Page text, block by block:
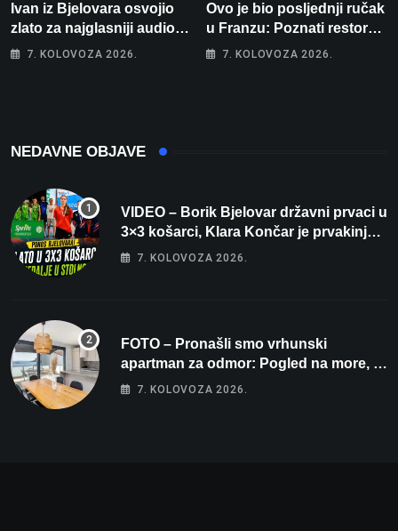
Ivan iz Bjelovara osvojio
zlato za najglasniji audio
sustav i srušio osobni
7. KOLOVOZA 2026.
Ovo je bio posljednji ručak
u Franzu: Poznati restoran
otišao u povijest, a
7. KOLOVOZA 2026.
NEDAVNE OBJAVE
VIDEO – Borik Bjelovar državni prvaci u
3×3 košarci, Klara Končar je prvakinja
Hrvatske u stolnom tenisu!
7. KOLOVOZA 2026.
FOTO – Pronašli smo vrhunski
apartman za odmor: Pogled na more, tri
spavaće sobe i terasa koja osvaja
7. KOLOVOZA 2026.